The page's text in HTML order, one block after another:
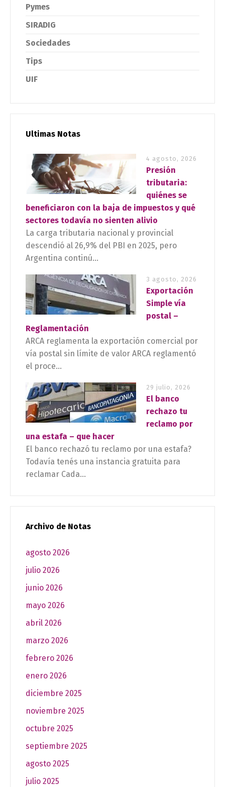
Pymes
SIRADIG
Sociedades
Tips
UIF
Ultimas Notas
4 agosto, 2026
Presión
tributaria:
quiénes se
beneficiaron con la baja de impuestos y qué
sectores todavía no sienten alivio
La carga tributaria nacional y provincial
descendió al 26,9% del PBI en 2025, pero
Argentina continú...
3 agosto, 2026
Exportación
Simple vía
postal –
Reglamentación
ARCA reglamenta la exportación comercial por
vía postal sin límite de valor ARCA reglamentó
el proce...
29 julio, 2026
El banco
rechazo tu
reclamo por
una estafa – que hacer
El banco rechazó tu reclamo por una estafa?
Todavía tenés una instancia gratuita para
reclamar Cada...
Archivo de Notas
agosto 2026
julio 2026
junio 2026
mayo 2026
abril 2026
marzo 2026
febrero 2026
enero 2026
diciembre 2025
noviembre 2025
octubre 2025
septiembre 2025
agosto 2025
julio 2025